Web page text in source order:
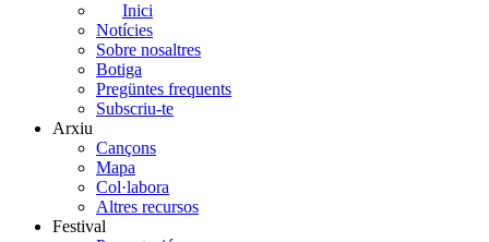
Inici
Notícies
Sobre nosaltres
Botiga
Pregüntes frequents
Subscriu-te
Arxiu
Cançons
Mapa
Col·labora
Altres recursos
Festival